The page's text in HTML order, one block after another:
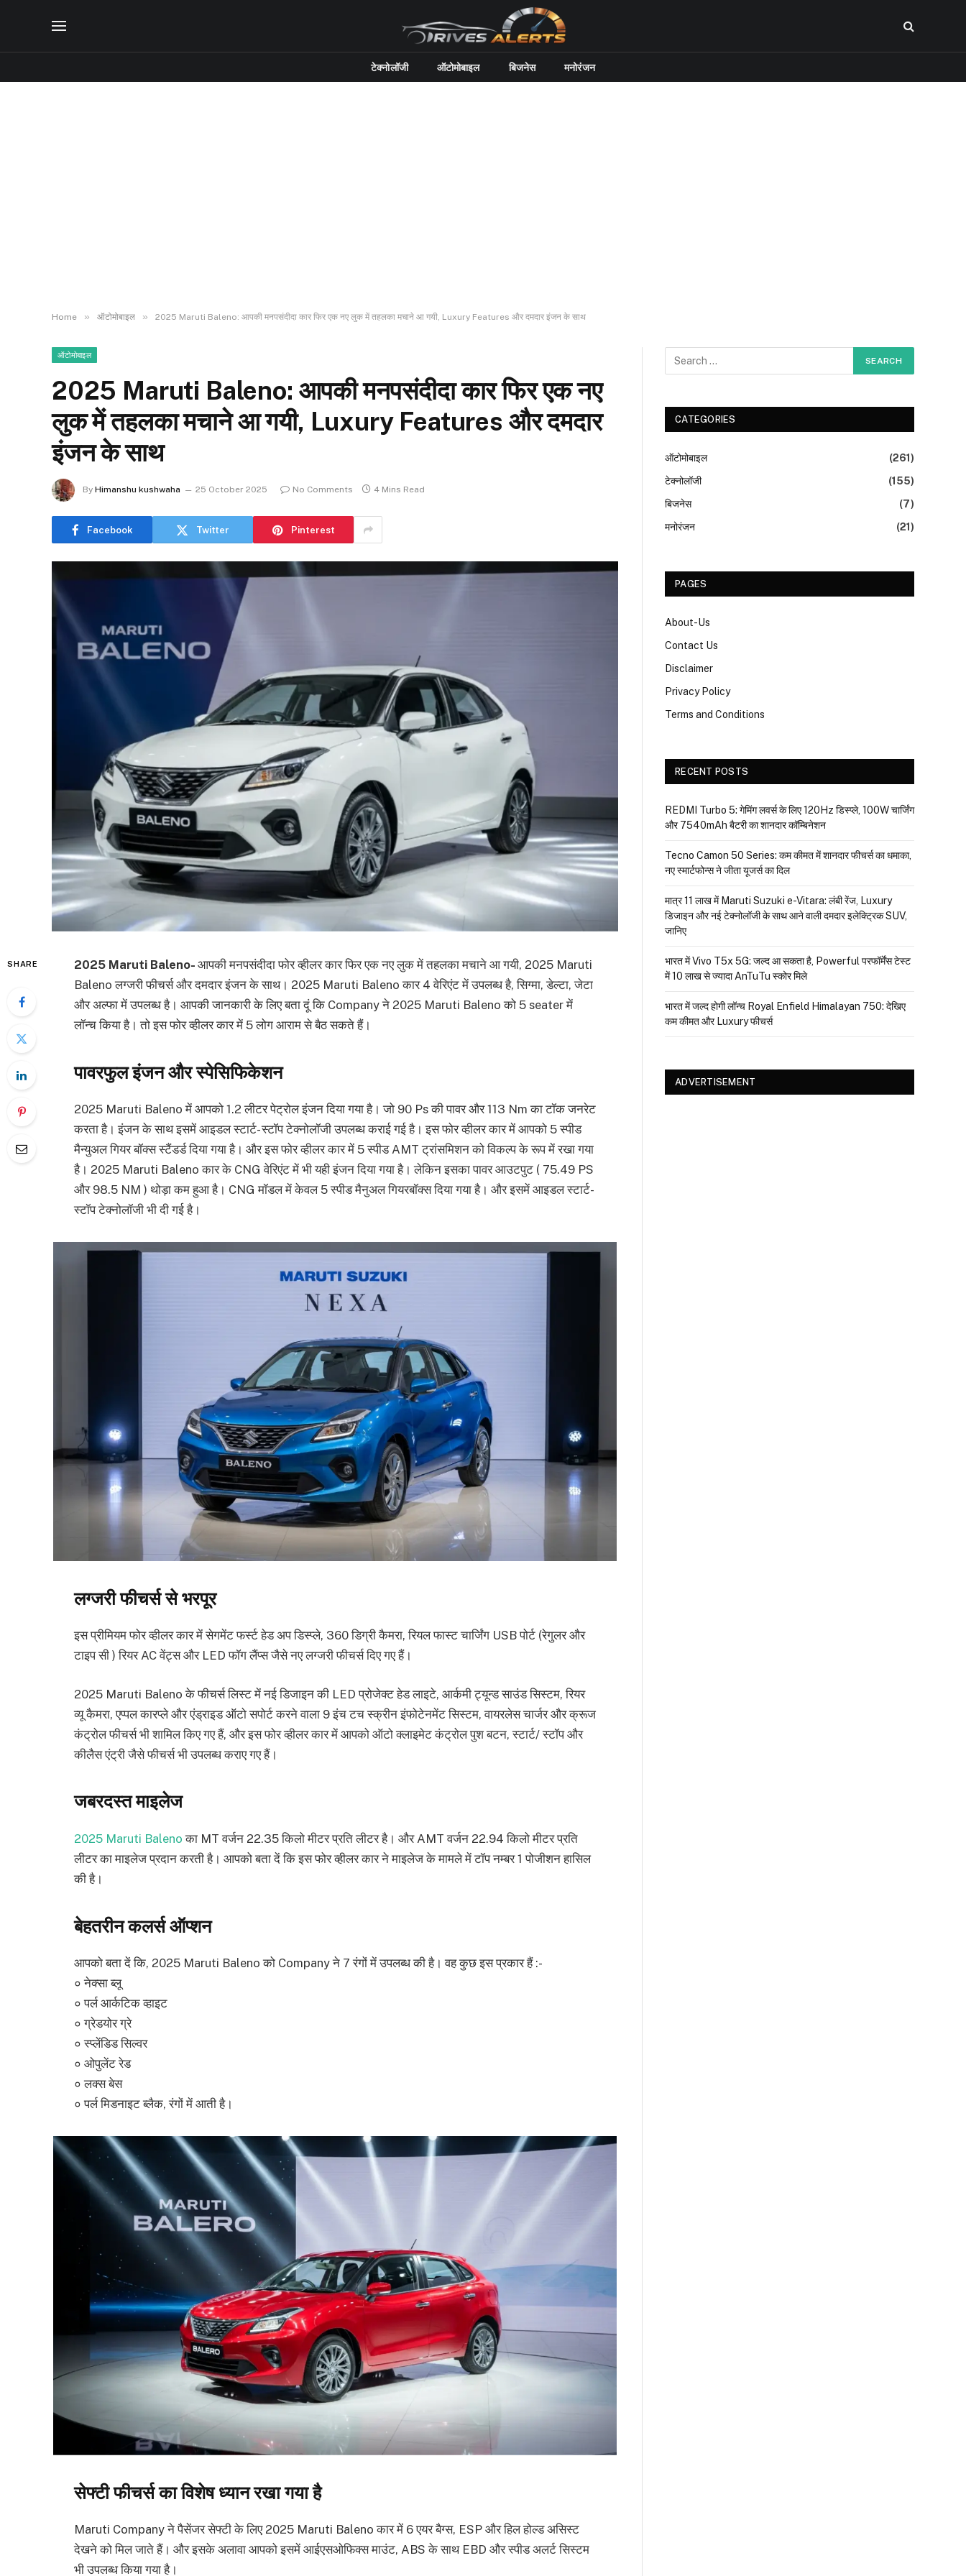
टेक्नोलॉजी ऑटोमोबाइल बिजनेस मनोरंजन
Home » ऑटोमोबाइल » 2025 Maruti Baleno: आपकी मनपसंदीदा कार फिर एक नए लुक में तहलका मचाने आ गयी, Luxury Features और दमदार इंजन के साथ
ऑटोमोबाइल
2025 Maruti Baleno: आपकी मनपसंदीदा कार फिर एक नए
लुक में तहलका मचाने आ गयी, Luxury Features और दमदार
इंजन के साथ
By Himanshu kushwaha 25 October 2025 No Comments 4 Mins Read
Facebook Twitter Pinterest
SHARE 2025 Maruti Baleno- आपकी मनपसंदीदा फोर व्हीलर कार फिर एक नए लुक में तहलका मचाने आ गयी, 2025 Maruti
Baleno लग्जरी फीचर्स और दमदार इंजन के साथ। 2025 Maruti Baleno कार 4 वेरिएंट में उपलब्ध है, सिग्मा, डेल्टा, जेटा
और अल्फा में उपलब्ध है। आपकी जानकारी के लिए बता दूं कि Company ने 2025 Maruti Baleno को 5 seater में
लॉन्च किया है। तो इस फोर व्हीलर कार में 5 लोग आराम से बैठ सकते हैं।
पावरफुल इंजन और स्पेसिफिकेशन
2025 Maruti Baleno में आपको 1.2 लीटर पेट्रोल इंजन दिया गया है। जो 90 Ps की पावर और 113 Nm का टॉक जनरेट
करता है। इंजन के साथ इसमें आइडल स्टार्ट- स्टॉप टेक्नोलॉजी उपलब्ध कराई गई है। इस फोर व्हीलर कार में आपको 5 स्पीड
मैन्युअल गियर बॉक्स स्टैंडर्ड दिया गया है। और इस फोर व्हीलर कार में 5 स्पीड AMT ट्रांसमिशन को विकल्प के रूप में रखा गया
है। 2025 Maruti Baleno कार के CNG वेरिएंट में भी यही इंजन दिया गया है। लेकिन इसका पावर आउटपुट ( 75.49 PS
और 98.5 NM ) थोड़ा कम हुआ है। CNG मॉडल में केवल 5 स्पीड मैनुअल गियरबॉक्स दिया गया है। और इसमें आइडल स्टार्ट-
स्टॉप टेक्नोलॉजी भी दी गई है।
लग्जरी फीचर्स से भरपूर
इस प्रीमियम फोर व्हीलर कार में सेगमेंट फर्स्ट हेड अप डिस्प्ले, 360 डिग्री कैमरा, रियल फास्ट चार्जिंग USB पोर्ट (रेगुलर और
टाइप सी ) रियर AC वेंट्स और LED फाॅग लैंप्स जैसे नए लग्जरी फीचर्स दिए गए हैं।
2025 Maruti Baleno के फीचर्स लिस्ट में नई डिजाइन की LED प्रोजेक्ट हेड लाइटे, आर्कमी ट्यून्ड साउंड सिस्टम, रियर
व्यू कैमरा, एप्पल कारप्ले और एंड्राइड ऑटो सपोर्ट करने वाला 9 इंच टच स्क्रीन इंफोटेनमेंट सिस्टम, वायरलेस चार्जर और क्रूज
कंट्रोल फीचर्स भी शामिल किए गए हैं, और इस फोर व्हीलर कार में आपको ऑटो क्लाइमेट कंट्रोल पुश बटन, स्टार्ट/ स्टॉप और
कीलैस एंट्री जैसे फीचर्स भी उपलब्ध कराए गए हैं।
जबरदस्त माइलेज
2025 Maruti Baleno का MT वर्जन 22.35 किलो मीटर प्रति लीटर है। और AMT वर्जन 22.94 किलो मीटर प्रति
लीटर का माइलेज प्रदान करती है। आपको बता दें कि इस फोर व्हीलर कार ने माइलेज के मामले में टॉप नम्बर 1 पोजीशन हासिल
की है।
बेहतरीन कलर्स ऑप्शन
आपको बता दें कि, 2025 Maruti Baleno को Company ने 7 रंगों में उपलब्ध की है। वह कुछ इस प्रकार हैं :-
० नेक्सा ब्लू
० पर्ल आर्कटिक व्हाइट
० ग्रेडयोर ग्रे
० स्प्लेंडिड सिल्वर
० ओपुलेंट रेड
० लक्स बेस
० पर्ल मिडनाइट ब्लैक, रंगों में आती है।
सेफ्टी फीचर्स का विशेष ध्यान रखा गया है
Maruti Company ने पैसेंजर सेफ्टी के लिए 2025 Maruti Baleno कार में 6 एयर बैग्स, ESP और हिल होल्ड असिस्ट
देखने को मिल जाते हैं। और इसके अलावा आपको इसमें आईएसओफिक्स माउंट, ABS के साथ EBD और स्पीड अलर्ट सिस्टम
भी उपलब्ध किया गया है।
CATEGORIES
ऑटोमोबाइल
(261)
टेक्नोलॉजी
(155)
बिजनेस
(7)
मनोरंजन
(21)
PAGES
About-Us
Contact Us
Disclaimer
Privacy Policy
Terms and Conditions
RECENT POSTS
REDMI Turbo 5: गेमिंग लवर्स के लिए 120Hz डिस्प्ले, 100W चार्जिंग
और 7540mAh बैटरी का शानदार कॉम्बिनेशन
Tecno Camon 50 Series: कम कीमत में शानदार फीचर्स का धमाका,
नए स्मार्टफोन्स ने जीता यूजर्स का दिल
मात्र ₹11 लाख में Maruti Suzuki e-Vitara: लंबी रेंज, Luxury
डिजाइन और नई टेक्नोलॉजी के साथ आने वाली दमदार इलेक्ट्रिक SUV,
जानिए
भारत में Vivo T5x 5G: जल्द आ सकता है, Powerful परफॉर्मेंस टेस्ट
में 10 लाख से ज्यादा AnTuTu स्कोर मिले
भारत में जल्द होगी लॉन्च Royal Enfield Himalayan 750: देखिए
कम कीमत और Luxury फीचर्स
ADVERTISEMENT